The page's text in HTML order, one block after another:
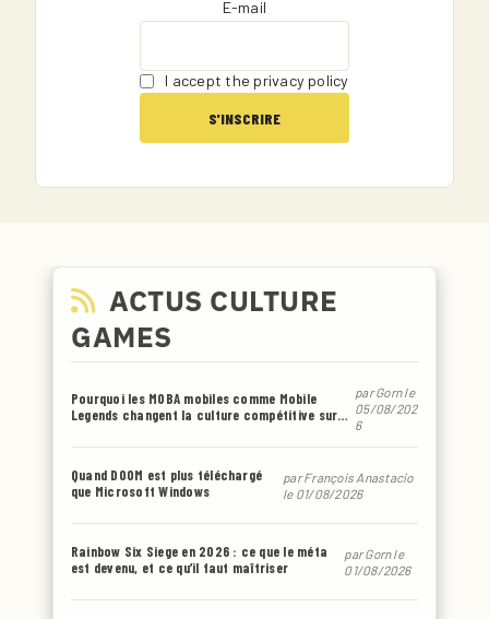
E-mail
I accept the privacy policy
ACTUS CULTURE
GAMES
Pourquoi les MOBA mobiles comme Mobile
Legends changent la culture compétitive sur
parGornle
05/08/202
6
Quand DOOM est plus téléchargé
que Microsoft Windows
parFrançois Anastacio
le 01/08/2026
Rainbow Six Siege en 2026 : ce que le méta
est devenu, et ce qu’il faut maîtriser
parGornle
01/08/2026